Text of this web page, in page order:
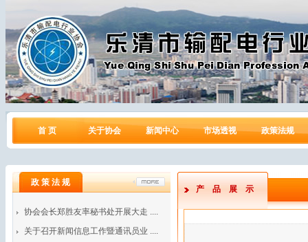
首 页 关于协会 新闻中心 市场透视 政策法规
政 策 法 规
协会会长郑胜友率秘书处开展大走 ....
关于召开新闻信息工作暨通讯员业 ....
产品展示